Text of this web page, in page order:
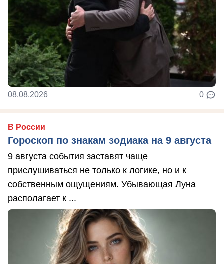
08.08.2026 0
В России
Гороскоп по знакам зодиака на 9 августа
9 августа события заставят чаще
прислушиваться не только к логике, но и к
собственным ощущениям. Убывающая Луна
располагает к ...